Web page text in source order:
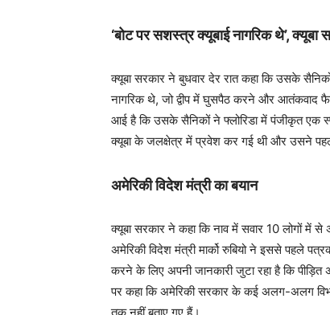
‘बोट पर सशस्त्र क्यूबाई नागरिक थे’, क्यूबा
क्यूबा सरकार ने बुधवार देर रात कहा कि उसके
नागरिक थे, जो द्वीप में घुसपैठ करने और आतंकवाद
आई है कि उसके सैनिकों ने फ्लोरिडा में पंजीकृत एक
क्यूबा के जलक्षेत्र में प्रवेश कर गई थी और उसने पहले
अमेरिकी विदेश मंत्री का बयान
क्यूबा सरकार ने कहा कि नाव में सवार 10 लोगों में से
अमेरिकी विदेश मंत्री मार्को रुबियो ने इससे पहले
करने के लिए अपनी जानकारी जुटा रहा है कि
पर कहा कि अमेरिकी सरकार के कई अलग-अलग